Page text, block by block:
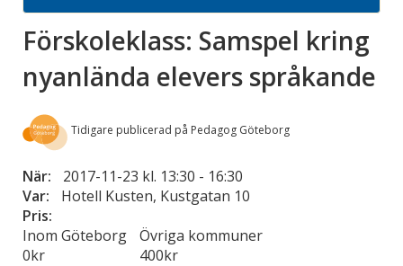
Förskoleklass: Samspel kring
nyanlända elevers språkande
Tidigare publicerad på Pedagog Göteborg
När: 2017-11-23 kl. 13:30 - 16:30
Var:
Hotell Kusten, Kustgatan 10
Pris:
Inom Göteborg
0kr
Övriga kommuner
400kr